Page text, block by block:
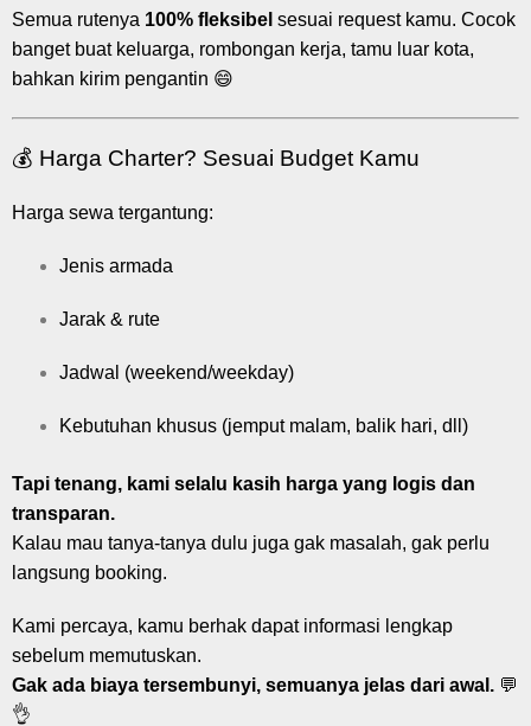
Semua rutenya 100% fleksibel sesuai request kamu. Cocok
banget buat keluarga, rombongan kerja, tamu luar kota,
bahkan kirim pengantin 😄
💰 Harga Charter? Sesuai Budget Kamu
Harga sewa tergantung:
Jenis armada
Jarak & rute
Jadwal (weekend/weekday)
Kebutuhan khusus (jemput malam, balik hari, dll)
Tapi tenang, kami selalu kasih harga yang logis dan
transparan.
Kalau mau tanya-tanya dulu juga gak masalah, gak perlu
langsung booking.
Kami percaya, kamu berhak dapat informasi lengkap
sebelum memutuskan.
Gak ada biaya tersembunyi, semuanya jelas dari awal. 💬
👌